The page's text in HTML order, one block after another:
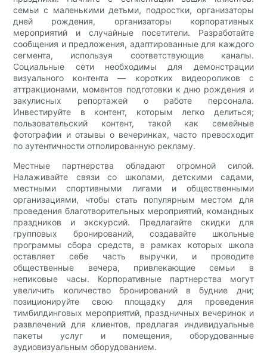
семьи с маленькими детьми, подростки, организаторы
дней рождения, организаторы корпоративных
мероприятий и случайные посетители. Разработайте
сообщения и предложения, адаптированные для каждого
сегмента, используя соответствующие каналы.
Социальные сети необходимы для демонстрации
визуального контента — коротких видеороликов с
аттракционами, моментов подготовки к дню рождения и
закулисных репортажей о работе персонала.
Инвестируйте в контент, которым легко делиться;
пользовательский контент, такой как семейные
фотографии и отзывы о вечеринках, часто превосходит
по аутентичности отполированную рекламу.
Местные партнерства обладают огромной силой.
Налаживайте связи со школами, детскими садами,
местными спортивными лигами и общественными
организациями, чтобы стать популярным местом для
проведения благотворительных мероприятий, командных
праздников и экскурсий. Предлагайте скидки для
групповых бронирований, создавайте школьные
программы сбора средств, в рамках которых школа
оставляет себе часть выручки, и проводите
общественные вечера, привлекающие семьи в
непиковые часы. Корпоративные партнерства могут
увеличить количество бронирований в будние дни;
позиционируйте свою площадку для проведения
тимбилдинговых мероприятий, праздничных вечеринок и
развлечений для клиентов, предлагая индивидуальные
пакеты услуг и помещения, оборудованные
аудиовизуальным оборудованием.